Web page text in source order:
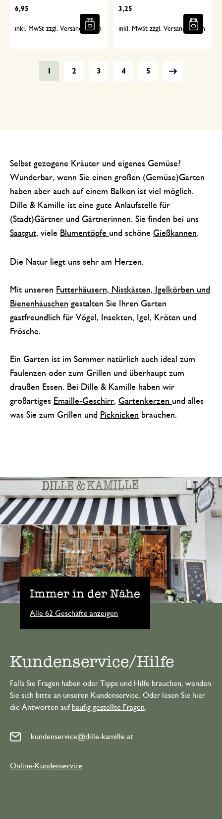
6,95
inkl. MwSt zzgl. Versandkosten
3,25
inkl. MwSt zzgl. Versandkosten
2 3 4 5
Selbst gezogene Kräuter und eigenes Gemüse?
Wunderbar, wenn Sie einen großen (Gemüse)Garten
haben aber auch auf einem Balkon ist viel möglich.
Dille & Kamille ist eine gute Anlaufstelle für
(Stadt)Gärtner und Gärtnerinnen. Sie finden bei uns
Saatgut, viele Blumentöpfe und schöne Gießkannen.
Die Natur liegt uns sehr am Herzen.
Mit unseren Futterhäusern, Nistkästen, Igelkörben und
Bienenhäuschen gestalten Sie Ihren Garten
gastfreundlich für Vögel, Insekten, Igel, Kröten und
Frösche.
Ein Garten ist im Sommer natürlich auch ideal zum
Faulenzen oder zum Grillen und überhaupt zum
draußen Essen. Bei Dille & Kamille haben wir
großartiges Emaille-Geschirr, Gartenkerzen und alles
was Sie zum Grillen und Picknicken brauchen.
Immer in der Nähe
Alle 62 Geschäfte anzeigen
Kundenservice/Hilfe
Falls Sie Fragen haben oder Tipps und Hilfe brauchen, wenden
Sie sich bitte an unseren Kundenservice. Oder lesen Sie hier
die Antworten auf häufig gestellte Fragen
kundenservice@dille-kamille.at
Online-Kundenservice